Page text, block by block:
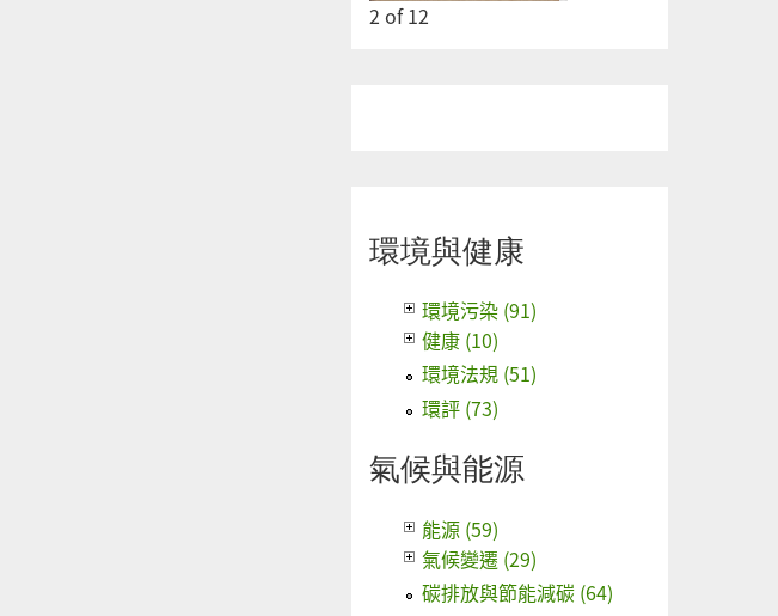
2 of12
環境與健康
環境污染 (91)
健康 (10)
環境法規 (51)
環評 (73)
氣候與能源
能源 (59)
氣候變遷 (29)
碳排放與節能減碳 (64)